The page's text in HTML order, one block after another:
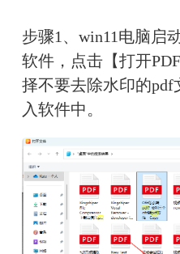
步骤1、win11电脑启
软件，点击【打开
择不要去除水印的
入软件中。